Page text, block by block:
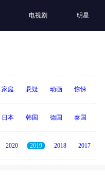
电视剧 明星
家庭 悬疑 动画 惊悚
日本 韩国 德国 泰国
2020 2019 2018 2017